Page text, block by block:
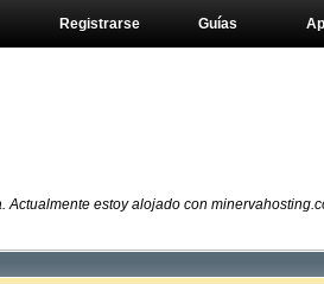
Guías
Registrarse
Actualmente estoy alojado con